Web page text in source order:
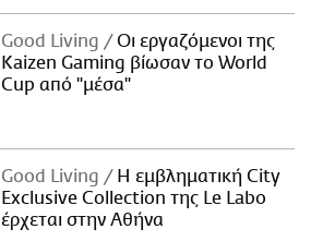
Good Living
Οι εργαζόμενοι της
Kaizen Gaming βίωσαν το World
Cup από "μέσα"
Good Living
Η εμβληματική City
Exclusive Collection της Le Labo
έρχεται στην Αθήνα